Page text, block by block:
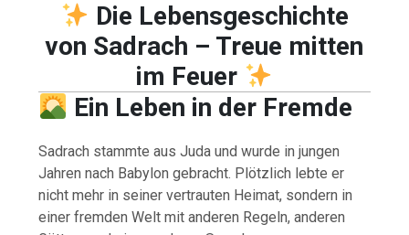
Die Lebensgeschichte
von Sadrach – Treue mitten
im Feuer
Ein Leben in der Fremde
Sadrach stammte aus Juda und wurde in jungen
Jahren nach Babylon gebracht. Plötzlich lebte er
nicht mehr in seiner vertrauten Heimat, sondern in
einer fremden Welt mit anderen Regeln, anderen